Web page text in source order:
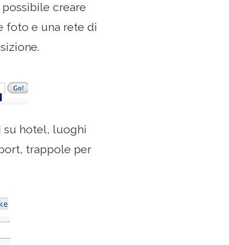
creare
foto e una rete di
su hotel, luoghi
trappole per